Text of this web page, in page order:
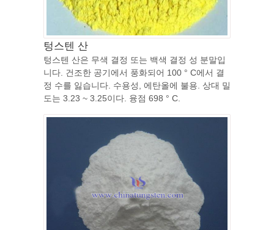
텅스텐 산
텅스텐 산은 무색 결정 또는 백색 결정 성 분말입
니다. 건조한 공기에서 풍화되어 100 ° C에서 결
정 수를 잃습니다. 수용성, 에탄올에 불용. 상대 밀
도는 3.23 ~ 3.25이다. 융점 698 ° C.